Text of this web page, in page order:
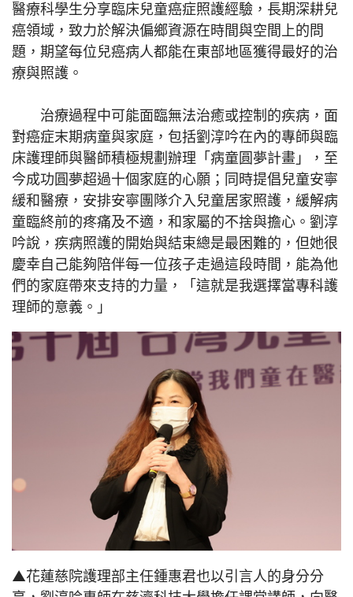
醫療科學生分享臨床兒童癌症照護經驗，長期深耕兒
癌領域，致力於解決偏鄉資源在時間與空間上的問
題，期望每位兒癌病人都能在東部地區獲得最好的治
療與照護。
治療過程中可能面臨無法治癒或控制的疾病，面
對癌症末期病童與家庭，包括劉淳吟在內的專師與臨
床護理師與醫師積極規劃辦理「病童圓夢計畫」，至
今成功圓夢超過十個家庭的心願；同時提倡兒童安寧
緩和醫療，安排安寧團隊介入兒童居家照護，緩解病
童臨終前的疼痛及不適，和家屬的不捨與擔心。劉淳
吟說，疾病照護的開始與結束總是最困難的，但她很
慶幸自己能夠陪伴每一位孩子走過這段時間，能為他
們的家庭帶來支持的力量，「這就是我選擇當專科護
理師的意義。」
▲花蓮慈院護理部主任鍾惠君也以引言人的身分分